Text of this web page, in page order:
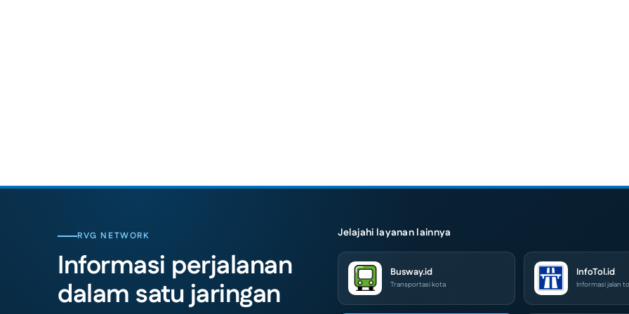
RVG NETWORK
Informasi perjalanan
dalam satu jaringan
Jelajahi layanan lainnya
Busway.id
Transportasi kota
InfoTol.id
Informasi jalan